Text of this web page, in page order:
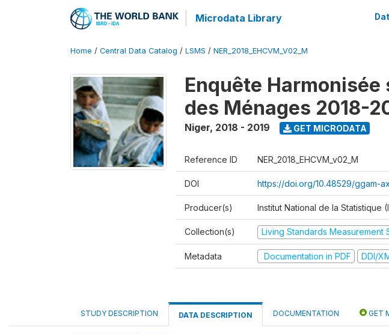
Microdata Library
Home / Central Data Catalog / LSMS / NER_2018_EHCVM_V02_M
Enquête
des Ménages 2018-
Niger, 2018 - 2019 GET MICRODATA
Reference ID NER_2018_EHCVM_v02_M
DOI https://doi.org/10.48529/ggam-
Producer(s) Institut National de la Statistique
Collection(s) Living Standards Measurement
Metadata Documentation in PDF DDI/
STUDY DESCRIPTION DATA DESCRIPTION DOCUMENTATION GET